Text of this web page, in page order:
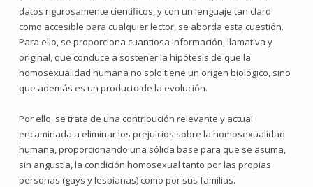
datos rigurosamente científicos, y con un lenguaje tan claro
como accesible para cualquier lector, se aborda esta cuestión.
Para ello, se proporciona cuantiosa información, llamativa y
original, que conduce a sostener la hipótesis de que la
homosexualidad humana no solo tiene un origen biológico, sino
que además es un producto de la evolución.
Por ello, se trata de una contribución relevante y actual
encaminada a eliminar los prejuicios sobre la homosexualidad
humana, proporcionando una sólida base para que se asuma,
sin angustia, la condición homosexual tanto por las propias
personas (gays y lesbianas) como por sus familias.